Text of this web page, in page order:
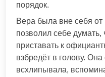
порядок.
Вера была вне себя от
позволил себе
приставать к
взбредёт в голову.
всхлипывала,